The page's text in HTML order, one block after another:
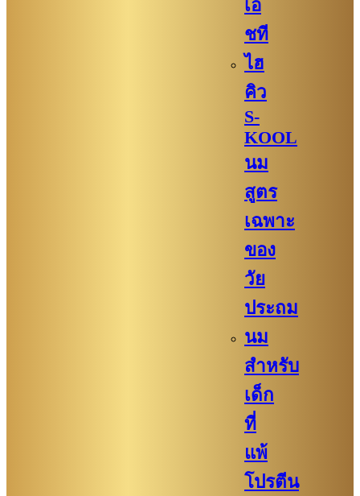
เอ
ชที
ไฮ
คิว
S-
KOOL
นม
สูตร
เฉพาะ
ของ
วัย
ประถม
นม
สำหรับ
เด็ก
ที่
แพ้
โปรตีน